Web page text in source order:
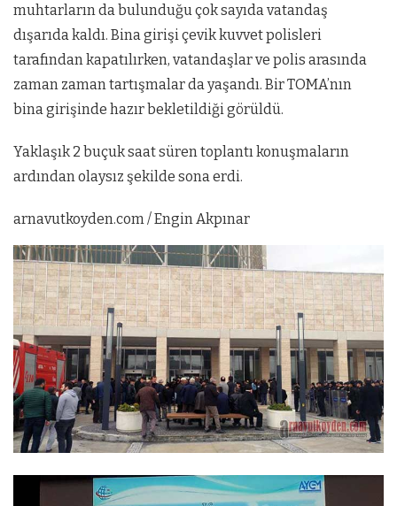
muhtarların da bulunduğu çok sayıda vatandaş
dışarıda kaldı. Bina girişi çevik kuvvet polisleri
tarafından kapatılırken, vatandaşlar ve polis arasında
zaman zaman tartışmalar da yaşandı. Bir TOMA’nın
bina girişinde hazır bekletildiği görüldü.
Yaklaşık 2 buçuk saat süren toplantı konuşmaların
ardından olaysız şekilde sona erdi.
arnavutkoyden.com / Engin Akpınar